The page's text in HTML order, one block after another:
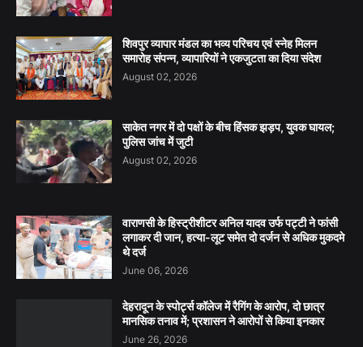
शिवपुर व्यापार मंडल का भव्य परिचय एवं स्नेह मिलन
समारोह संपन्न, व्यापारियों ने एकजुटता का दिया संदेश
August 02, 2026
साकेत नगर में दो पक्षों के बीच हिंसक झड़प, युवक घायल;
पुलिस जांच में जुटी
August 02, 2026
वाराणसी के हिस्ट्रीशीटर अनिल यादव उर्फ पट्टी ने फांसी
लगाकर दी जान, हत्या-लूट समेत दो दर्जन से अधिक मुकदमे
थे दर्ज
June 06, 2026
देहरादून के स्पोर्ट्स कॉलेज में रैगिंग के आरोप, दो छात्र
मानसिक तनाव में; प्रशासन ने आरोपों से किया इनकार
June 26, 2026